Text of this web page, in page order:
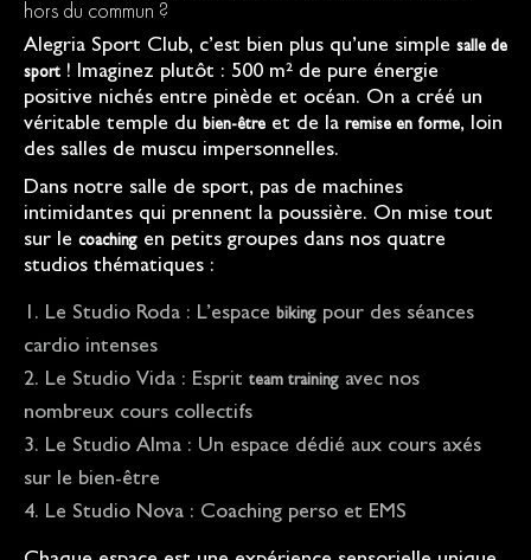
hors du commun ?
Alegria Sport Club, c’est bien plus qu’une simple salle de
sport ! Imaginez plutôt : 500 m² de pure énergie
positive nichés entre pinède et océan. On a créé un
véritable temple du bien-être et de la remise en forme, loin
des salles de muscu impersonnelles.
Dans notre salle de sport, pas de machines
intimidantes qui prennent la poussière. On mise tout
sur le coaching en petits groupes dans nos quatre
studios thématiques :
Le Studio Roda : L’espace biking pour des séances
cardio intenses
Le Studio Vida : Esprit team training avec nos
nombreux cours collectifs
Le Studio Alma : Un espace dédié aux cours axés
sur le bien-être
Le Studio Nova : Coaching perso et EMS